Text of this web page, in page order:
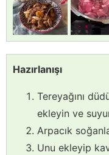
Hazırlanışı
Tereyağını
ekleyin ve
Arpacık
Unu ekleyip